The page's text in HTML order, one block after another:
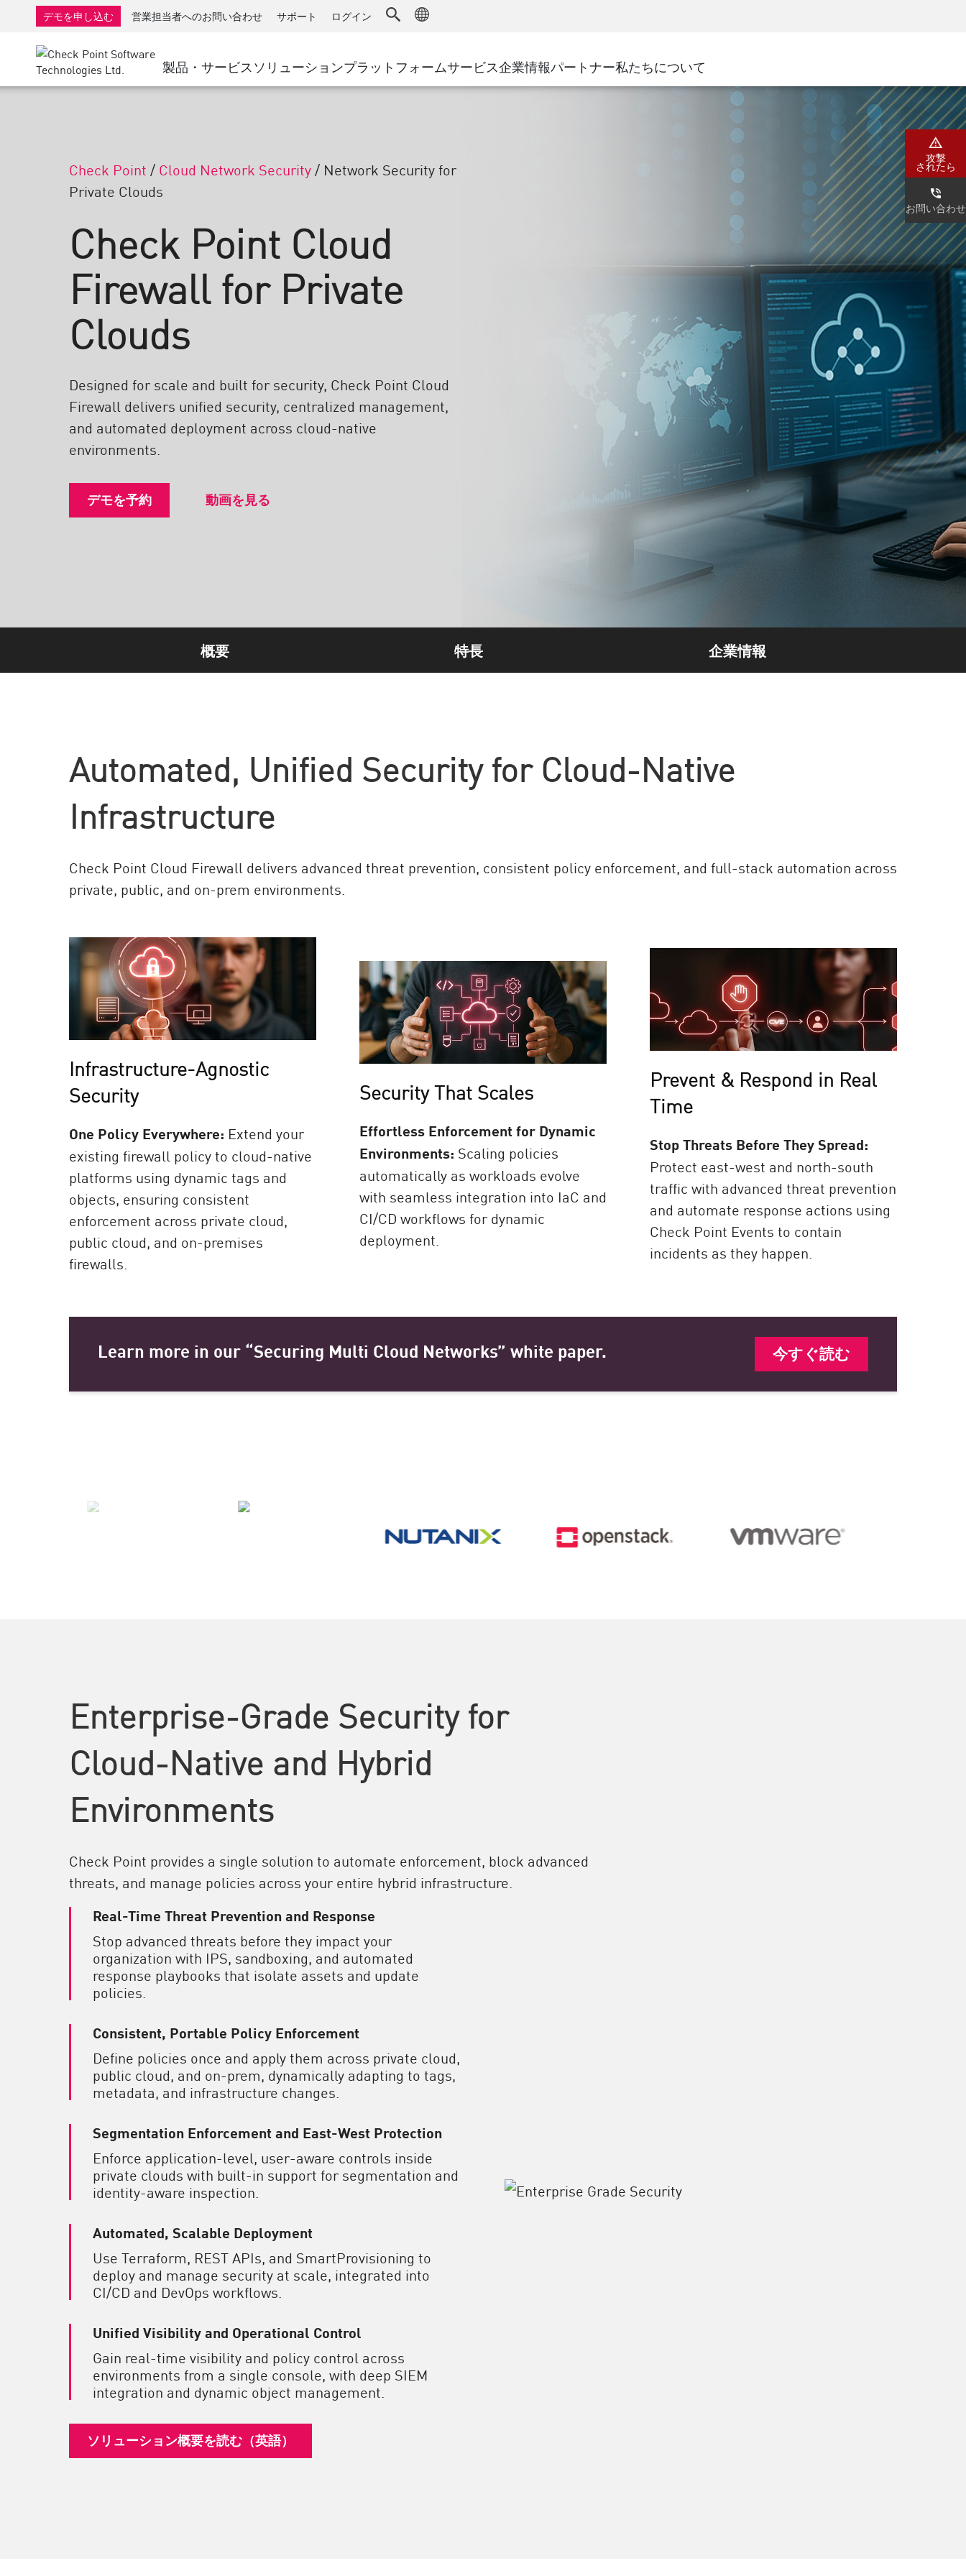
製品・サービス
SMB向けファイアウォール
産業用ファイアウォール
SD-WAN
リモート アクセスVPN
Agentic Network Security Orchestration
セキュリティ管理アプライアンス
SASE
ワークスペース
メール＆コラボレーション
モバイル
エンドポイント
エクスポージャー管理
Cyber Asset Attack Surface Management
安全な修復
AI Red Teaming
製品を見る（A-Z）
ソリューション
AI Network Firewall
AI Runtime Protection
ランサムウェア対策
IoTセキュリティソリューション
Secure Access Service Edge
脅威ハンティング
業界別ソリューション
地方自治体
通信事業者/サービス プロバイダ
プラットフォームサービス
検出
応答
サービスとしてのマネージドファイアウォール
サポート・センター
アドボカシーマネジメントサービス
Proサポート
企業情報イベント&ウェビナー
パートナー
Google Cloud Platform私たちについて
デモを申し込む
営業担当者へのお問い合わせ サポート ログイン
Check Point / Cloud Network Security/ Network Security for
Private Clouds
Check Point Cloud
Firewall for Private
Clouds
Designed for scale and built for security, Check Point Cloud
Firewall delivers unified security, centralized management,
and automated deployment across cloud-native
environments.
デモを予約 動画を見る
概要 特長 企業情報
Automated, Unified Security for Cloud-Native
Infrastructure
Check Point Cloud Firewall delivers advanced threat prevention, consistent policy enforcement, and full-stack automation across
private, public, and on-prem environments.
Infrastructure-Agnostic
Security
One Policy Everywhere: Extend your
existing firewall policy to cloud-native
platforms using dynamic tags and
objects, ensuring consistent
enforcement across private cloud,
public cloud, and on-premises
firewalls.
Security That Scales
Effortless Enforcement for Dynamic
Environments: Scaling policies
automatically as workloads evolve
with seamless integration into IaC and
CI/CD workflows for dynamic
deployment.
Prevent & Respond in Real
Time
Stop Threats Before They Spread:
Protect east-west and north-south
traffic with advanced threat prevention
and automate response actions using
Check Point Events to contain
incidents as they happen.
Learn more in our “Securing Multi Cloud Networks” white paper. 今すぐ読む
Enterprise-Grade Security for
Cloud-Native and Hybrid
Environments
Check Point provides a single solution to automate enforcement, block advanced
threats, and manage policies across your entire hybrid infrastructure.
Real-Time Threat Prevention and Response
Stop advanced threats before they impact your
organization with IPS, sandboxing, and automated
response playbooks that isolate assets and update
policies.
Consistent, Portable Policy Enforcement
Define policies once and apply them across private cloud,
public cloud, and on-prem, dynamically adapting to tags,
metadata, and infrastructure changes.
Segmentation Enforcement and East-West Protection
Enforce application-level, user-aware controls inside
private clouds with built-in support for segmentation and
identity-aware inspection.
Automated, Scalable Deployment
Use Terraform, REST APIs, and SmartProvisioning to
deploy and manage security at scale, integrated into
CI/CD and DevOps workflows.
Unified Visibility and Operational Control
Gain real-time visibility and policy control across
environments from a single console, with deep SIEM
integration and dynamic object management.
ソリューション概要を読む（英語）
攻撃
されたら
お問い合わせ